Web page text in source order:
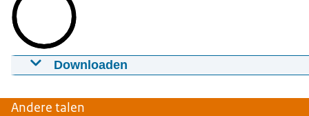
Downloaden
17-07-202403:29mp435,4 MB
Andere talen